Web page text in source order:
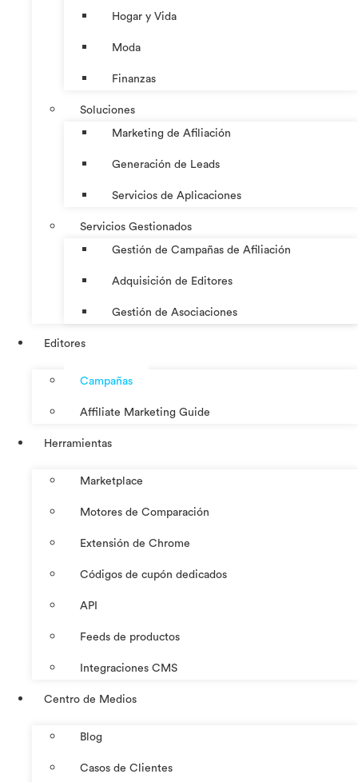
Hogar y Vida
Moda
Finanzas
Soluciones
Marketing de Afiliación
Generación de Leads
Servicios de Aplicaciones
Servicios Gestionados
Gestión de Campañas de Afiliación
Adquisición de Editores
Gestión de Asociaciones
Editores
Campañas
Affiliate Marketing Guide
Herramientas
Marketplace
Motores de Comparación
Extensión de Chrome
Códigos de cupón dedicados
API
Feeds de productos
Integraciones CMS
Centro de Medios
Blog
Casos de Clientes